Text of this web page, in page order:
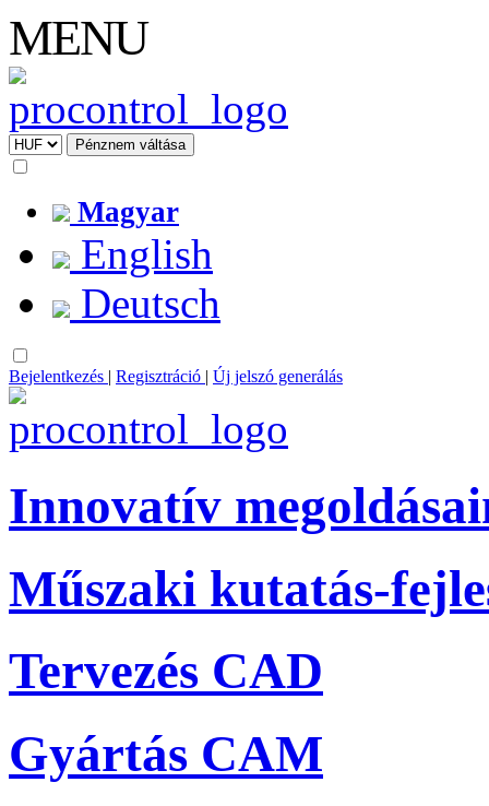
MENU
Magyar
English
Deutsch
Bejelentkezés | Regisztráció | Új jelszó generálás
Innovatív
Műszaki kutatás-
Tervezés CAD
Gyártás CAM